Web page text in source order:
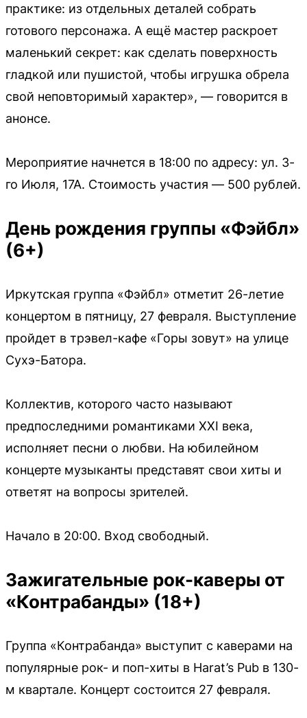
практике: из отдельных деталей собрать
готового персонажа. А ещё мастер раскроет
маленький секрет: как сделать поверхность
гладкой или пушистой, чтобы игрушка обрела
свой неповторимый характер», — говорится в
анонсе.
Мероприятие начнется в 18:00 по адресу: ул. 3-
го Июля, 17А. Стоимость участия — 500 рублей.
День рождения группы «Фэйбл»
(6+)
Иркутская группа «Фэйбл» отметит 26-летие
концертом в пятницу, 27 февраля. Выступление
пройдет в трэвел-кафе «Горы зовут» на улице
Сухэ-Батора.
Коллектив, которого часто называют
предпоследними романтиками XXI века,
исполняет песни о любви. На юбилейном
концерте музыканты представят свои хиты и
ответят на вопросы зрителей.
Начало в 20:00. Вход свободный.
Зажигательные рок-каверы от
«Контрабанды» (18+)
Группа «Контрабанда» выступит с каверами на
популярные рок- и поп-хиты в Harat’s Pub в 130-
м квартале. Концерт состоится 27 февраля.